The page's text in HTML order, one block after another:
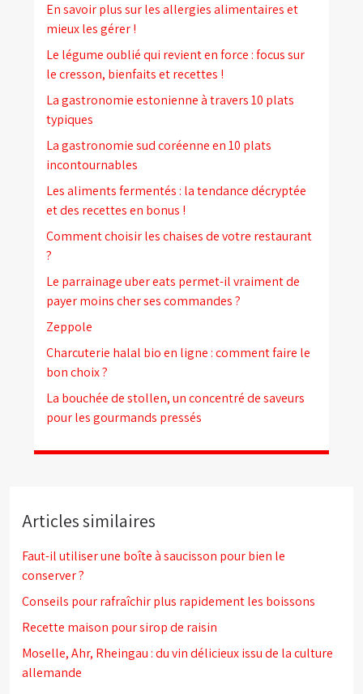
En savoir plus sur les allergies alimentaires et
mieux les gérer !
Le légume oublié qui revient en force : focus sur
le cresson, bienfaits et recettes !
La gastronomie estonienne à travers 10 plats
typiques
La gastronomie sud coréenne en 10 plats
incontournables
Les aliments fermentés : la tendance décryptée
et des recettes en bonus !
Comment choisir les chaises de votre restaurant
?
Le parrainage uber eats permet-il vraiment de
payer moins cher ses commandes ?
Zeppole
Charcuterie halal bio en ligne : comment faire le
bon choix ?
La bouchée de stollen, un concentré de saveurs
pour les gourmands pressés
Articles similaires
Faut-il utiliser une boîte à saucisson pour bien le
conserver ?
Conseils pour rafraîchir plus rapidement les boissons
Recette maison pour sirop de raisin
Moselle, Ahr, Rheingau : du vin délicieux issu de la culture
allemande